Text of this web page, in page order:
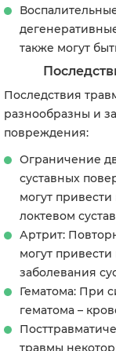
также могут
Последствия
разнообразны и
повреждения:
Ограничение
суставных
могут
локтевом
Артрит:
могут
заболевания
Гематома: При
гематома –
травмы